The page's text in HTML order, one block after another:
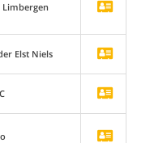
Limbergen
Elst Niels